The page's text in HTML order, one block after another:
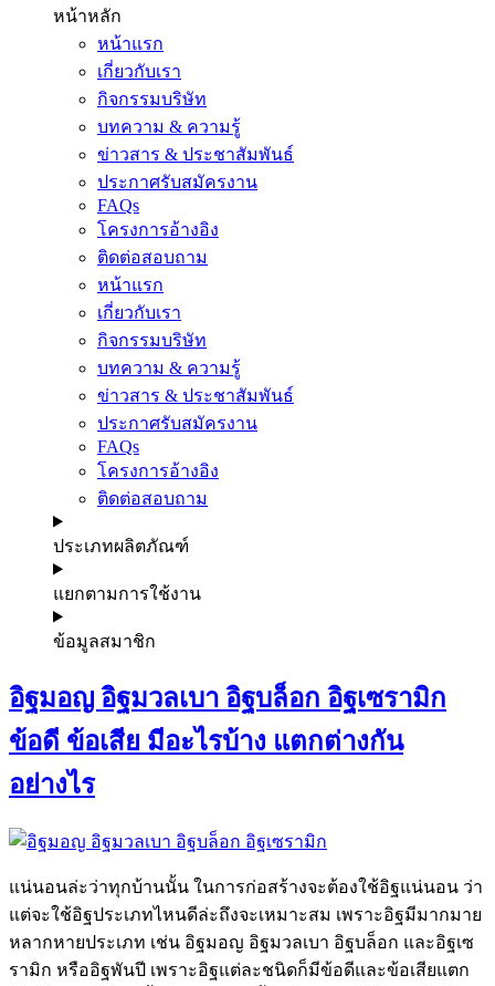
หน้าหลัก
หน้าแรก
เกี่ยวกับเรา
กิจกรรมบริษัท
บทความ & ความรู้
ข่าวสาร & ประชาสัมพันธ์
ประกาศรับสมัครงาน
FAQs
โครงการอ้างอิง
ติดต่อสอบถาม
หน้าแรก
เกี่ยวกับเรา
กิจกรรมบริษัท
บทความ & ความรู้
ข่าวสาร & ประชาสัมพันธ์
ประกาศรับสมัครงาน
FAQs
โครงการอ้างอิง
ติดต่อสอบถาม
ประเภทผลิตภัณฑ์
แยกตามการใช้งาน
ข้อมูลสมาชิก
อิฐมอญ อิฐมวลเบา อิฐบล็อก อิฐเซรามิก
ข้อดี ข้อเสีย มีอะไรบ้าง แตกต่างกัน
อย่างไร
แน่นอนล่ะว่าทุกบ้านนั้น ในการก่อสร้างจะต้องใช้อิฐแน่นอน ว่า
แต่จะใช้อิฐประเภทไหนดีล่ะถึงจะเหมาะสม เพราะอิฐมีมากมาย
หลากหายประเภท เช่น อิฐมอญ อิฐมวลเบา อิฐบล็อก และอิฐเซ
รามิก หรืออิฐพันปี เพราะอิฐแต่ละชนิดก็มีข้อดีและข้อเสียแตก